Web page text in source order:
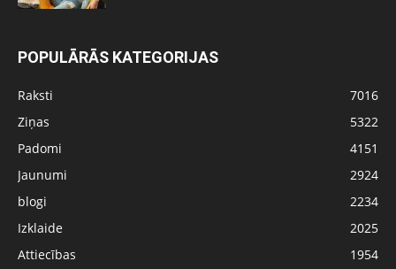
POPULĀRĀS KATEGORIJAS
Raksti
7016
Ziņas
5322
Padomi
4151
Jaunumi
2924
blogi
2234
Izklaide
2025
Attiecības
1954